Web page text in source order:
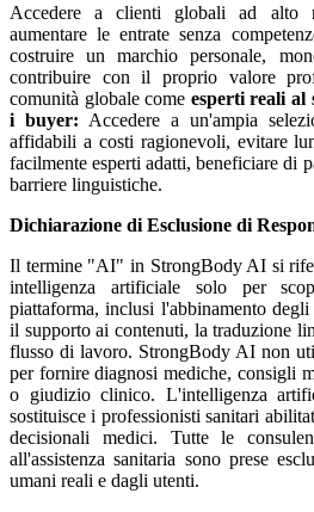
Accedere a clienti globali ad alto
aumentare le entrate senza
costruire un marchio personale,
contribuire con il proprio valore
comunità globale come esperti reali al
i buyer: Accedere a un'ampia
affidabili a costi ragionevoli, evitare
facilmente esperti adatti, beneficiare di
barriere linguistiche.
Dichiarazione di Esclusione di
Il termine "AI" in StrongBody AI si
intelligenza artificiale solo per
piattaforma, inclusi l'abbinamento
il supporto ai contenuti, la traduzione
flusso di lavoro. StrongBody AI non
per fornire diagnosi mediche, consigli
o giudizio clinico. L'intelligenza
sostituisce i professionisti sanitari
decisionali medici. Tutte le
all'assistenza sanitaria sono prese
umani reali e dagli utenti.